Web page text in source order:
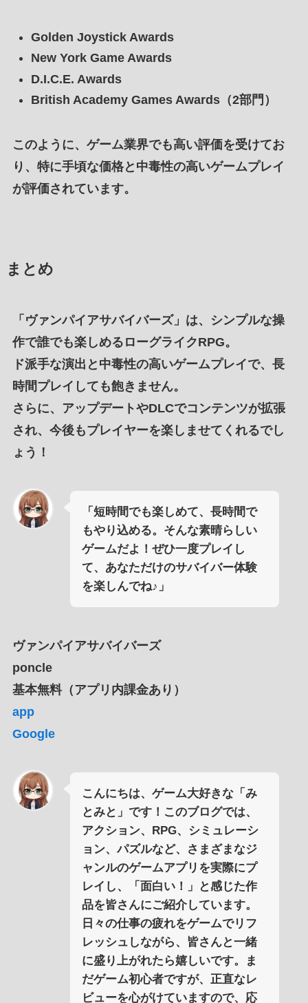
Golden Joystick Awards
New York Game Awards
D.I.C.E. Awards
British Academy Games Awards（2部門）
このように、 ゲーム業界でも高い評価を受けてお
り、特に手頃な価格と 中毒性の高いゲームプレイ
が評価されています。
まとめ
「ヴァンパイアサバイバーズ」は、
シンプルな操
作で誰でも楽しめるローグライクRPG。
ド派手な演出 と 中毒性の高いゲームプレイで、 長
時間プレイしても飽きません。
さらに、 アップデートやDLCでコンテンツが拡張
され、今後もプレイヤーを楽しませてくれるでし
ょう！
「短時間でも楽しめて、長時間で
もやり込める。そんな素晴らしい
ゲームだよ！ぜひ一度プレイし
て、あなただけのサバイバー体験
を楽しんでね♪」
ヴァンパイアサバイバーズ
poncle
基本無料（アプリ内課金あり）
app
Google
こんにちは、ゲーム大好きな「み
とみと」です！このブログでは、
アクション、RPG、シミュレーシ
ョン、パズルなど、さまざまなジ
ャンルのゲームアプリを実際にプ
レイし、「面白い！」と感じた作
品を皆さんにご紹介しています。
日々の仕事の疲れをゲームでリフ
レッシュしながら、皆さんと一緒
に盛り上がれたら嬉しいです。ま
だゲーム初心者ですが、正直なレ
ビューを心がけていますので、応